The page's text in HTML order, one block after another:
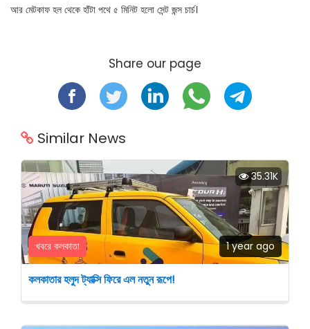
আর মেটকাফ হল থেকে হাঁটা পথে ৫ মিনিট হলো সেন্ট জন্স চার্চ।
Share our page
Similar News
35.31K
খবরে কলকাতা 1 year ago
কলকাতার হলুদ ট্যাক্সি ফিরে এল নতুন রূপে!